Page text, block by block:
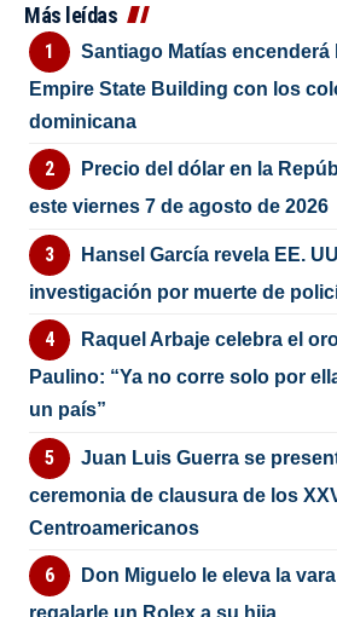
Más leídas
Santiago Matías encenderá
Empire State Building con los
dominicana
Precio del dólar en la
este viernes 7 de agosto de 2026
Hansel García revela EE.
investigación por muerte de
Raquel Arbaje celebra el
Paulino: “Ya no corre solo por
un país”
Juan Luis Guerra se
ceremonia de clausura de los
Centroamericanos
Don Miguelo le eleva la